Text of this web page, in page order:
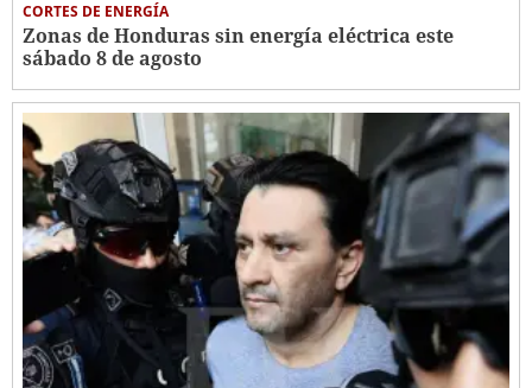
CORTES DE ENERGÍA
Zonas de Honduras sin energía eléctrica este
sábado 8 de agosto